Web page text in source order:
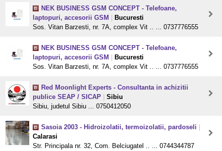
NEK BUSINESS GSM CONCEPT - Telefoane,
laptopuri, accesorii GSM
Bucuresti
Sos. Vitan Barzesti, nr. 7A, complex Vit .. ... 0737776555
NEK BUSINESS GSM CONCEPT - Telefoane,
laptopuri, accesorii GSM
Bucuresti
Sos. Vitan Barzesti, nr. 7A, complex Vit .. ... 0737776555
Red Moonlight Experts - Consultanta in achizitii
publice SEAP / SICAP
Sibiu
Sibiu, judetul Sibiu ... 0750412050
Sasoia 2003 - Hidroizolatii, termoizolatii, pardoseli
Calarasi
Str. Principala nr. 32, Com. Belciugatel .. ... 0744344787